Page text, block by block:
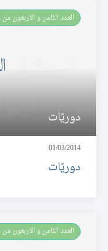
العـدد الثامن و الاربعون من مجلة شعائر
دوريّات
01/03/2014
دوريّات
العـدد الثامن و الاربعون من مجلة شعائر